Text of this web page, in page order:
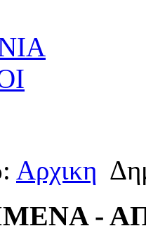
Αρχικη
-